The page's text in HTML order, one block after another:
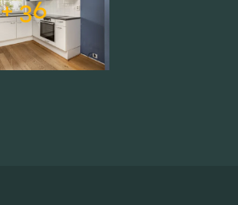
+ 36